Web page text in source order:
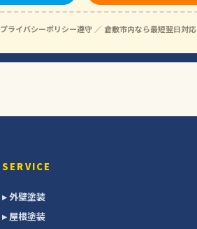
プライバシーポリシー遵守 ／ 倉敷市内なら最短翌日対応
SERVICE
▸ 外壁塗装
▸ 屋根塗装